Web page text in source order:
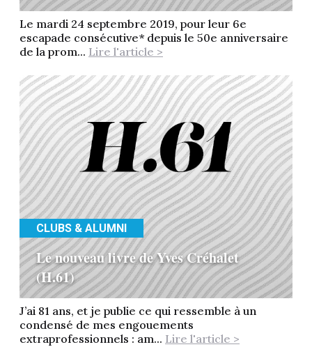
Le mardi 24 septembre 2019, pour leur 6e
escapade consécutive* depuis le 50e anniversaire
de la prom... Lire l'article >
CLUBS & ALUMNI
Le nouveau livre de Yves Créhalet
(H.61)
J’ai 81 ans, et je publie ce qui ressemble à un
condensé de mes engouements
extraprofessionnels : am... Lire l'article >